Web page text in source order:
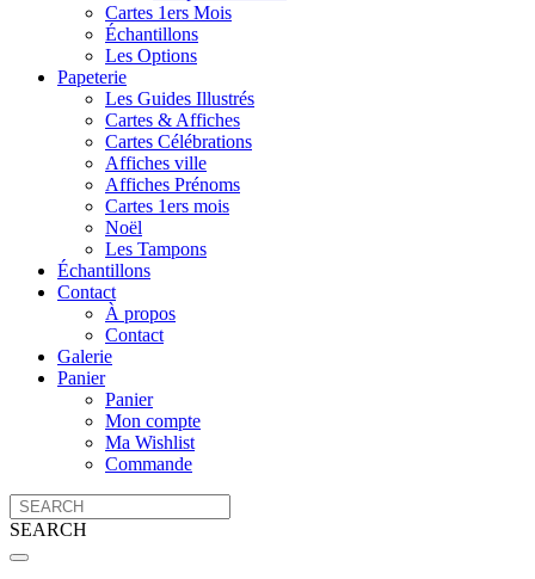
Cartes 1ers Mois
Échantillons
Les Options
Papeterie
Les Guides Illustrés
Cartes & Affiches
Cartes Célébrations
Affiches ville
Affiches Prénoms
Cartes 1ers mois
Noël
Les Tampons
Échantillons
Contact
À propos
Contact
Galerie
Panier
Panier
Mon compte
Ma Wishlist
Commande
SEARCH